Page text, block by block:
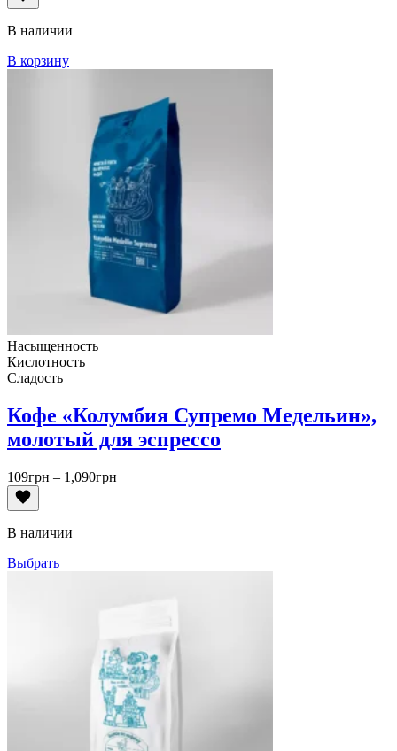
В наличии
В корзину
Насыщенность
Кислотность
Сладость
Кофе «Колумбия Супремо Медельин»,
молотый для эспрессо
109грн – 1,090грн
В наличии
Выбрать